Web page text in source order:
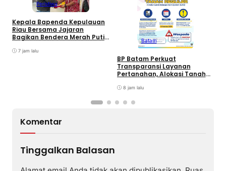
Peristiwa
Kepala Bapenda Kepulauan
Riau Bersama Jajaran
Bagikan Bendera Merah Putih
Bermotor di Kantor Samsat
7 jam lalu
Batam
BP Batam Perkuat
Transparansi Layanan
Pertanahan, Alokasi Tanah
LMS8 jam lalu
Komentar
Tinggalkan Balasan